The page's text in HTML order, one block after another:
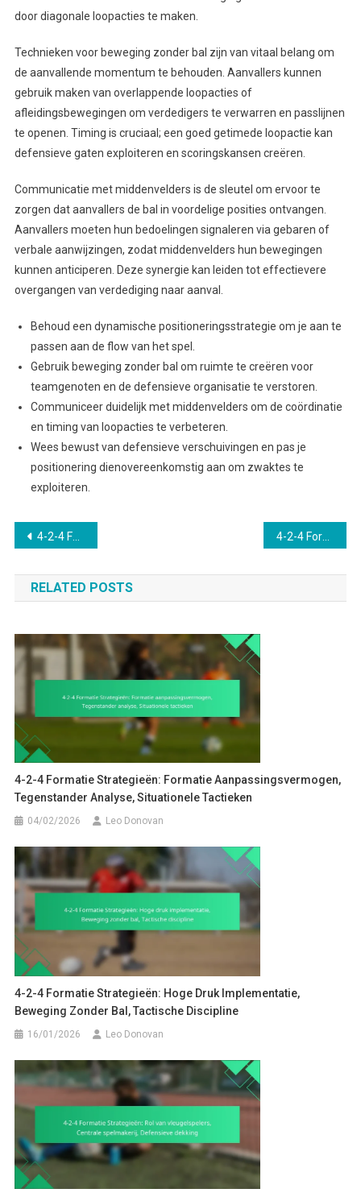
door diagonale loopacties te maken.
Technieken voor beweging zonder bal zijn van vitaal belang om
de aanvallende momentum te behouden. Aanvallers kunnen
gebruik maken van overlappende loopacties of
afleidingsbewegingen om verdedigers te verwarren en passlijnen
te openen. Timing is cruciaal; een goed getimede loopactie kan
defensieve gaten exploiteren en scoringskansen creëren.
Communicatie met middenvelders is de sleutel om ervoor te
zorgen dat aanvallers de bal in voordelige posities ontvangen.
Aanvallers moeten hun bedoelingen signaleren via gebaren of
verbale aanwijzingen, zodat middenvelders hun bewegingen
kunnen anticiperen. Deze synergie kan leiden tot effectievere
overgangen van verdediging naar aanval.
Behoud een dynamische positioneringsstrategie om je aan te
passen aan de flow van het spel.
Gebruik beweging zonder bal om ruimte te creëren voor
teamgenoten en de defensieve organisatie te verstoren.
Communiceer duidelijk met middenvelders om de coördinatie
en timing van loopacties te verbeteren.
Wees bewust van defensieve verschuivingen en pas je
positionering dienovereenkomstig aan om zwaktes te
exploiteren.
Post
navigation
4-2-4 Formatie: Benutten van tegenstander zwaktes, Tactische analyse, Wedstrijdplanning 4-2-4 Formatie Strategieën: Hoge druk implementatie, Beweging zonder bal, Tactische discipline
RELATED POSTS
4-2-4 Formatie Strategieën: Formatie Aanpassingsvermogen,
Tegenstander Analyse, Situationele Tactieken
04/02/2026 Leo Donovan
4-2-4 Formatie Strategieën: Hoge Druk Implementatie,
Beweging Zonder Bal, Tactische Discipline
16/01/2026 Leo Donovan